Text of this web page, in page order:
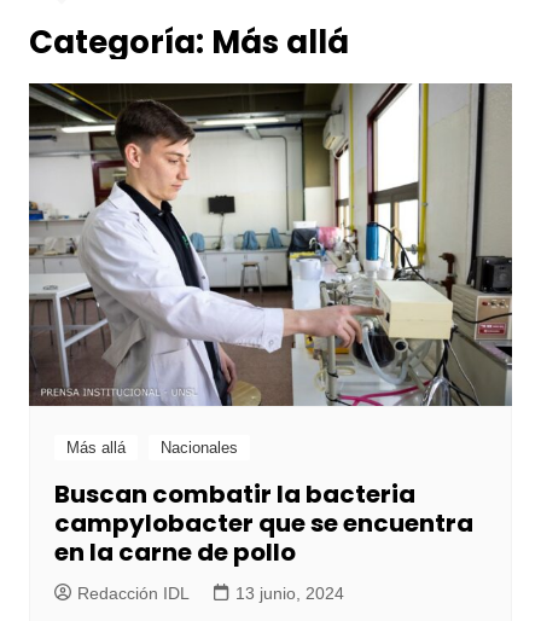
Categoría: Más allá
Más allá Nacionales
Buscan combatir la bacteria
campylobacter que se encuentra
en la carne de pollo
Redacción IDL 13 junio, 2024